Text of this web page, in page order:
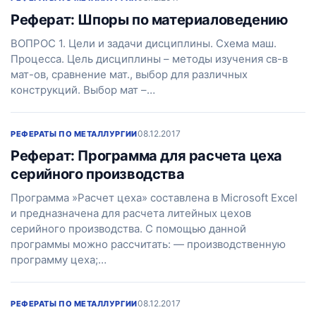
Реферат: Шпоры по материаловедению
ВОПРОС 1. Цели и задачи дисциплины. Схема маш.
Процесса. Цель дисциплины – методы изучения св-в
мат-ов, сравнение мат., выбор для различных
конструкций. Выбор мат –…
РЕФЕРАТЫ ПО МЕТАЛЛУРГИИ08.12.2017
Реферат: Программа для расчета цеха
серийного производства
Программа »Расчет цеха» составлена в Microsoft Excel
и предназначена для расчета литейных цехов
серийного производства. С помощью данной
программы можно рассчитать: — производственную
программу цеха;…
РЕФЕРАТЫ ПО МЕТАЛЛУРГИИ08.12.2017